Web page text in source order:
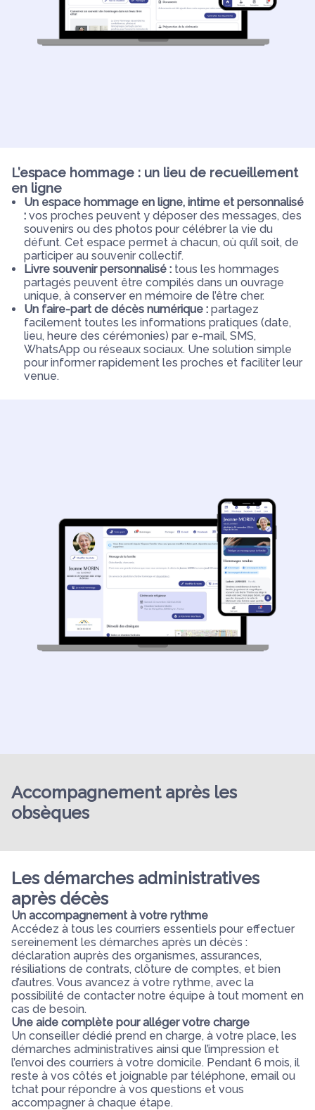
L’espace hommage : un lieu de recueillement
en ligne
Un espace hommage en ligne, intime et personnalisé
: vos proches peuvent y déposer des messages, des
souvenirs ou des photos pour célébrer la vie du
défunt. Cet espace permet à chacun, où qu’il soit, de
participer au souvenir collectif.
Livre souvenir personnalisé : tous les hommages
partagés peuvent être compilés dans un ouvrage
unique, à conserver en mémoire de l’être cher.
Un faire-part de décès numérique : partagez
facilement toutes les informations pratiques (date,
lieu, heure des cérémonies) par e-mail, SMS,
WhatsApp ou réseaux sociaux. Une solution simple
pour informer rapidement les proches et faciliter leur
venue.
Accompagnement après les
obsèques
Les démarches administratives
après décès
Un accompagnement à votre rythme
Accédez à tous les courriers essentiels pour effectuer
sereinement les démarches après un décès :
déclaration auprès des organismes, assurances,
résiliations de contrats, clôture de comptes, et bien
d’autres. Vous avancez à votre rythme, avec la
possibilité de contacter notre équipe à tout moment en
cas de besoin.
Une aide complète pour alléger votre charge
Un conseiller dédié prend en charge, à votre place, les
démarches administratives ainsi que l’impression et
l’envoi des courriers à votre domicile. Pendant 6 mois, il
reste à vos côtés et joignable par téléphone, email ou
tchat pour répondre à vos questions et vous
accompagner à chaque étape.